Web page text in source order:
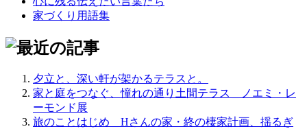
家づくり用語集
夕立と、深い軒が架かるテラスと。
家と庭をつなぐ、憧れの通り土間テラス＿ノエミ・レ
ーモンド展
旅のことはじめ＿Hさんの家・終の棲家計画、揺るぎ